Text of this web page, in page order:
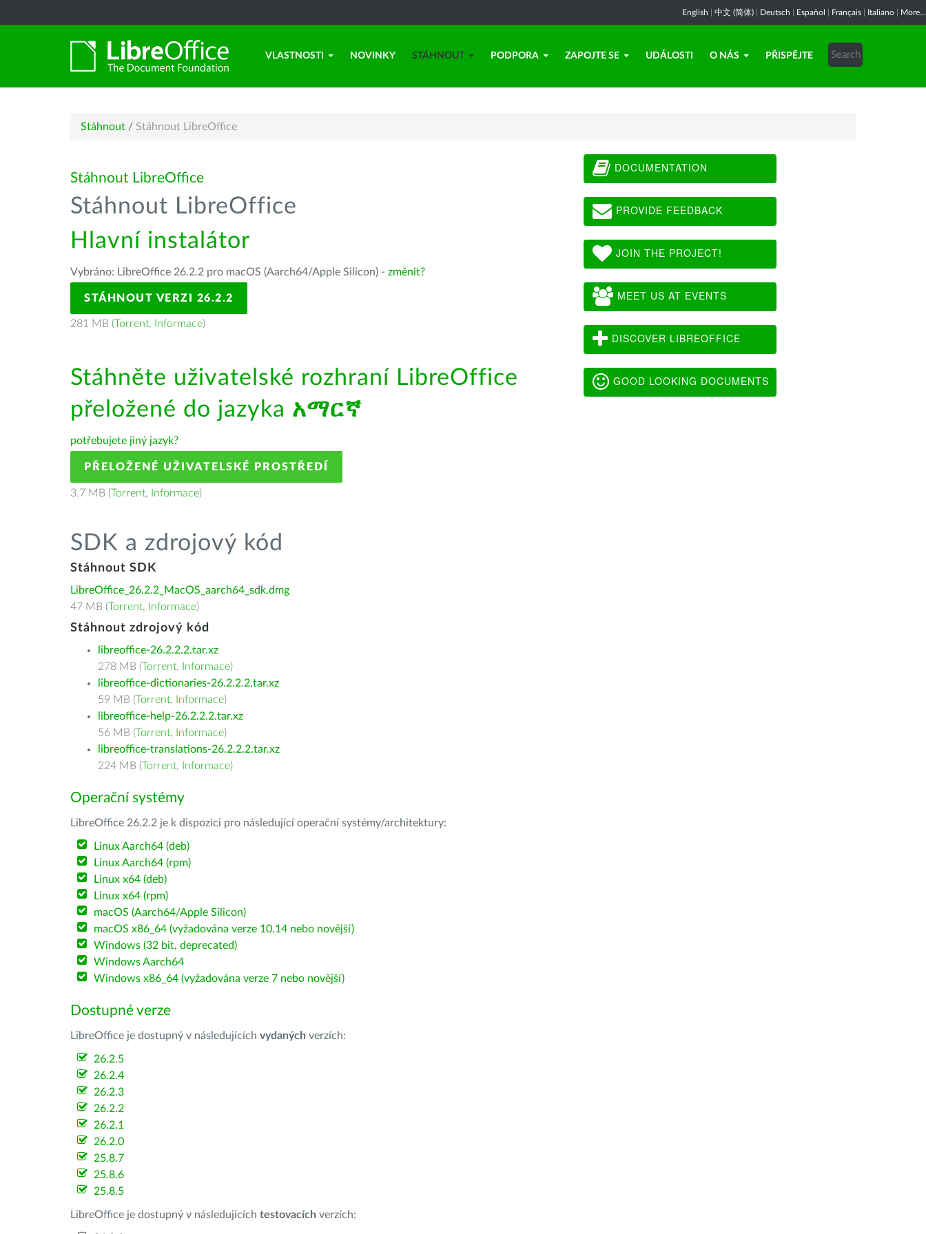
English 中文 (简体) Deutsch Español Français Italiano More...
VLASTNOSTI NOVINKY STÁHNOUT PODPORA ZAPOJTE SE UDÁLOSTI O NÁS PŘISPĚJTE
Stáhnout / Stáhnout LibreOffice
Stáhnout LibreOffice
Stáhnout LibreOffice
Hlavní instalátor
Vybráno: LibreOffice 26.2.2 pro macOS (Aarch64/Apple Silicon) - změnit?
STÁHNOUT VERZI 26.2.2
281 MB (Torrent, Informace)
Stáhněte uživatelské rozhraní LibreOffice
přeložené do jazyka አማርኛ
potřebujete jiný jazyk?
PŘELOŽENÉ UŽIVATELSKÉ PROSTŘEDÍ
3.7 MB (Torrent, Informace)
SDK a zdrojový kód
Stáhnout SDK
LibreOffice_26.2.2_MacOS_aarch64_sdk.dmg
47 MB (Torrent, Informace)
Stáhnout zdrojový kód
libreoffice-26.2.2.2.tar.xz
278 MB (Torrent, Informace)
libreoffice-dictionaries-26.2.2.2.tar.xz
59 MB (Torrent, Informace)
libreoffice-help-26.2.2.2.tar.xz
56 MB (Torrent, Informace)
libreoffice-translations-26.2.2.2.tar.xz
224 MB (Torrent, Informace)
Operační systémy
LibreOffice 26.2.2 je k dispozici pro následující operační systémy/architektury:
Linux Aarch64 (deb)
Linux Aarch64 (rpm)
Linux x64 (deb)
Linux x64 (rpm)
macOS (Aarch64/Apple Silicon)
macOS x86_64 (vyžadována verze 10.14 nebo novější)
Windows (32 bit, deprecated)
Windows Aarch64
Windows x86_64 (vyžadována verze 7 nebo novější)
Dostupné verze
LibreOffice je dostupný v následujících vydaných verzích:
26.2.5
26.2.4
26.2.3
26.2.2
26.2.1
26.2.0
25.8.7
25.8.6
25.8.5
LibreOffice je dostupný v následujících testovacích verzích:
DOCUMENTATION
PROVIDE FEEDBACK
JOIN THE PROJECT!
MEET US AT EVENTS
DISCOVER LIBREOFFICE
GOOD LOOKING DOCUMENTS